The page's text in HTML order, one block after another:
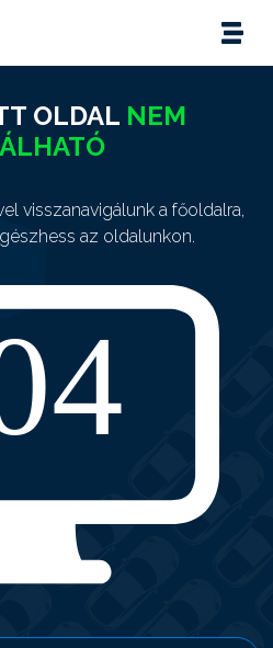
OLDAL NEM
visszanavigálunk a főoldalra,
az oldalunkon.